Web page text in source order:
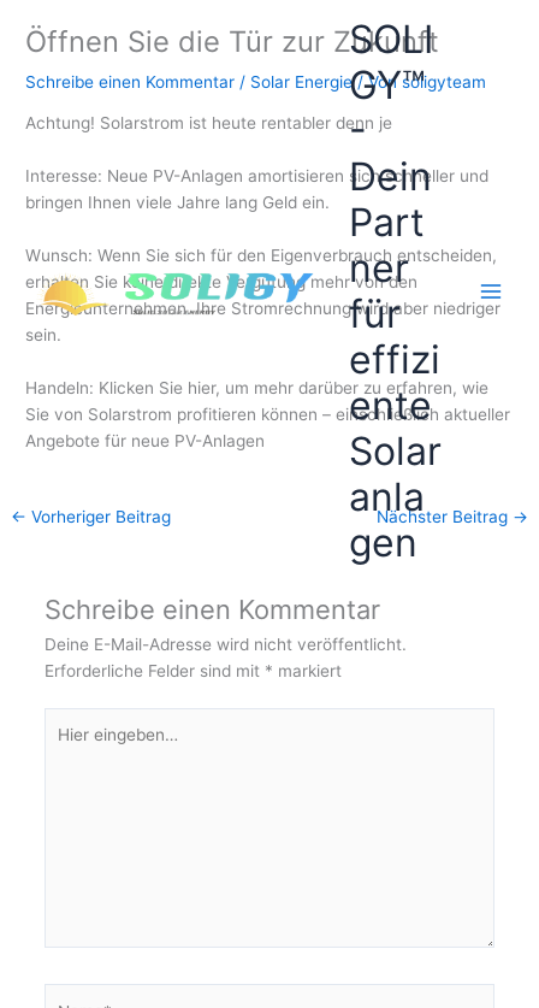
Inhalt
SOLI
GY™
-
Dein
Part
ner
für
effizi
ente
Solar
anla
gen
Öffnen Sie die Tür zur Zukunft
Schreibe einen Kommentar / Solar Energie/ Vonsoligyteam
Achtung! Solarstrom ist heute rentabler denn je
Interesse: Neue PV-Anlagen amortisieren sich schneller und
bringen Ihnen viele Jahre lang Geld ein.
Wunsch: Wenn Sie sich für den Eigenverbrauch entscheiden,
erhalten Sie keine direkte Vergütung mehr von den
Energieunternehmen. Ihre Stromrechnung wird aber niedriger
sein.
Handeln: Klicken Sie hier, um mehr darüber zu erfahren, wie
Sie von Solarstrom profitieren können – einschließlich aktueller
Angebote für neue PV-Anlagen
← Vorheriger Beitrag Nächster Beitrag →
Schreibe einen Kommentar
Deine E-Mail-Adresse wird nicht veröffentlicht.
Erforderliche Felder sind mit * markiert
eingeben…